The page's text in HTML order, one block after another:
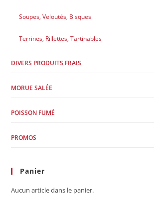
Soupes, Veloutés, Bisques
Terrines, Rillettes, Tartinables
DIVERS PRODUITS FRAIS
MORUE SALÉE
POISSON FUMÉ
PROMOS
Panier
Aucun article dans le panier.